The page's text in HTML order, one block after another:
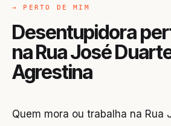
→ PERTO DE MIM
Desentupidora
na Rua José
Agrestina
Quem mora ou trabalha na Rua